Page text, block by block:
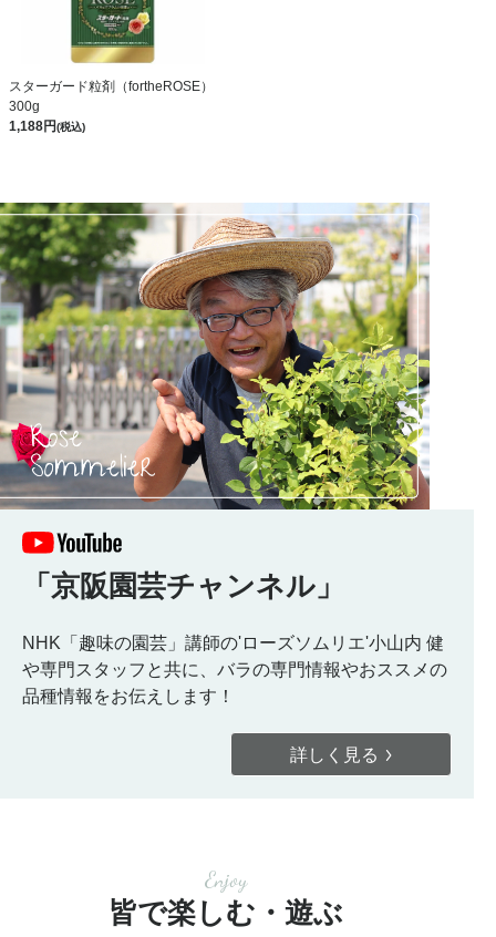
スターガード粒剤（fortheROSE）
300g
1,188
(税込)
「京阪園芸チャンネル」
NHK「趣味の園芸」講師の'ローズソムリエ'小山内 健
や専門スタッフと共に、バラの専門情報やおススメの
品種情報をお伝えします！
詳しく見る
Enjoy
皆で楽しむ・遊ぶ